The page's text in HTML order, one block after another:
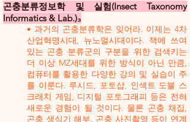
곤충분류정보학 및 실험(Insect Taxonomy
Informatics & Lab.)₃
• 과거의 곤충분류학은 잊어라. 이제는 4차
산업혁명시대, 뉴노멀시대이다. 책에 쓰여
있는 곤충 분류군의 구분을 위한 검색키는
더 이상 MZ세대를 위한 방식이 아닌 만큼,
컴퓨터를 활용한 다양한 강의 및 실습이 주
를 이룬다. 루시드, 포토샵, 인섹트 도블 스
크래치 게임, 디지털 포토그래피 등은 전혀
새로운 경험이 될 것이다. 물론 곤충 채집,
곤충 생식기 해부, 곤충 사진촬영 등이 연계